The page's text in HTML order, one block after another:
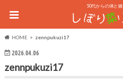
50代からの体と
HOME zennpukuzi17
2026.04.06
zennpukuzi17